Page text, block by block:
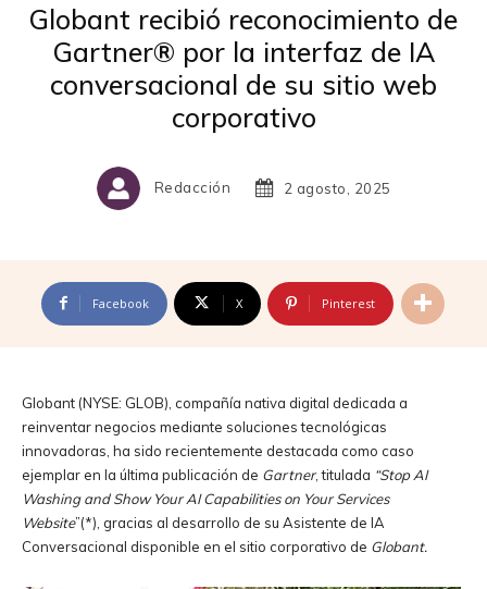
Globant recibió reconocimiento de
Gartner® por la interfaz de IA
conversacional de su sitio web
corporativo
Redacción 2 agosto, 2025
Facebook X Pinterest
Globant (NYSE: GLOB), compañía nativa digital dedicada a
reinventar negocios mediante soluciones tecnológicas
innovadoras, ha sido recientemente destacada como caso
ejemplar en la última publicación de Gartner, titulada “Stop AI
Washing and Show Your AI Capabilities on Your Services
Website”(*), gracias al desarrollo de su Asistente de IA
Conversacional disponible en el sitio corporativo de Globant.